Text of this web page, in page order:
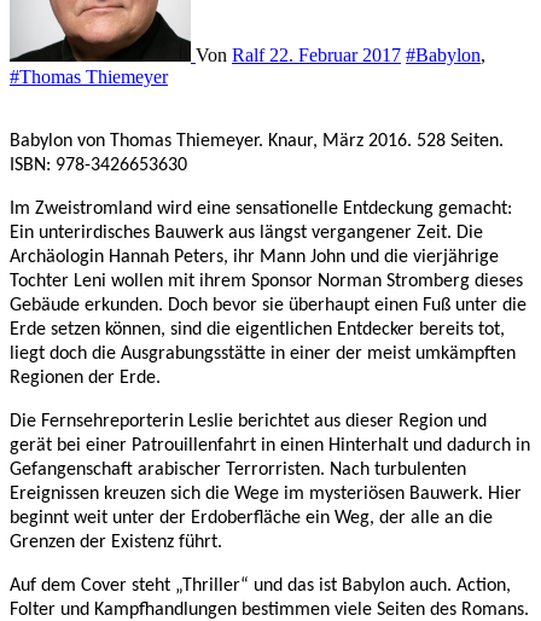
Von Ralf 22. Februar 2017 #Babylon,
#Thomas Thiemeyer
Babylon von Thomas Thiemeyer. Knaur, März 2016. 528 Seiten.
ISBN: 978-3426653630
Im Zweistromland wird eine sensationelle Entdeckung gemacht:
Ein unterirdisches Bauwerk aus längst vergangener Zeit. Die
Archäologin Hannah Peters, ihr Mann John und die vierjährige
Tochter Leni wollen mit ihrem Sponsor Norman Stromberg dieses
Gebäude erkunden. Doch bevor sie überhaupt einen Fuß unter die
Erde setzen können, sind die eigentlichen Entdecker bereits tot,
liegt doch die Ausgrabungsstätte in einer der meist umkämpften
Regionen der Erde.
Die Fernsehreporterin Leslie berichtet aus dieser Region und
gerät bei einer Patrouillenfahrt in einen Hinterhalt und dadurch in
Gefangenschaft arabischer Terrorristen. Nach turbulenten
Ereignissen kreuzen sich die Wege im mysteriösen Bauwerk. Hier
beginnt weit unter der Erdoberfläche ein Weg, der alle an die
Grenzen der Existenz führt.
Auf dem Cover steht „Thriller“ und das ist Babylon auch. Action,
Folter und Kampfhandlungen bestimmen viele Seiten des Romans.